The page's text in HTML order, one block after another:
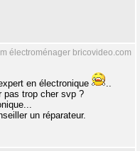
électroménager bricovideo.com
en électronique
..
pas trop cher svp ?
un réparateur.